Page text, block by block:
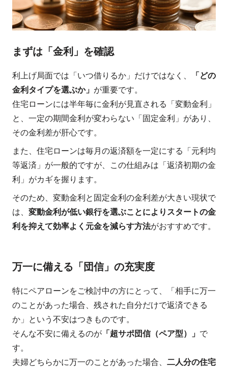
まずは「金利」を確認
利上げ局面では「いつ借りるか」だけではなく、
「どの
金利タイプを選ぶか」 が重要です。
住宅ローンには半年毎に金利が見直される「変動金利」
と、一定の期間金利が変わらない「固定金利」があり、
その金利差が肝心です。
また、住宅ローンは毎月の返済額を一定にする「元利均
等返済」が一般的ですが、この仕組みは「返済初期の金
利」がカギを握ります。
そのため、変動金利と固定金利の金利差が大きい現状で
は、 変動金利が低い銀行を選ぶことによりスタートの金
利を抑えて効率よく元金を減らす方法がおすすめです。
万一に備える「団信」の充実度
特にペアローンをご検討中の方にとって、「相手に万一
のことがあった場合、残された自分だけで返済できる
か」という不安はつきものです。
そんな不安に備えるのが 「超サポ団信（ペア型）」 で
す。
夫婦どちらかに万一のことがあった場合、 二人分の住宅